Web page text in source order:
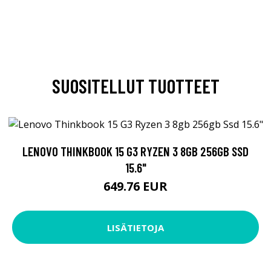
SUOSITELLUT TUOTTEET
LENOVO THINKBOOK 15 G3 RYZEN 3 8GB 256GB SSD
15.6"
649.76 EUR
LISÄTIETOJA